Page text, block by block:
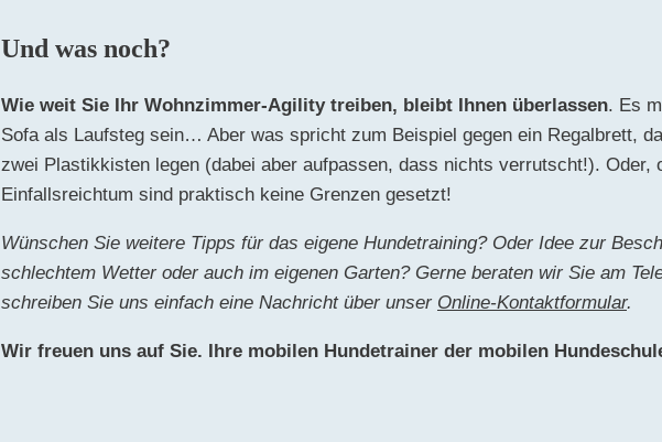
Und was noch?
Wie weit Sie Ihr Wohnzimmer-Agility treiben, bleibt Ihnen überlassen. Es
Sofa als Laufsteg sein… Aber was spricht zum Beispiel gegen ein Regalbrett,
zwei Plastikkisten legen (dabei aber aufpassen, dass nichts verrutscht!). Oder,
Einfallsreichtum sind praktisch keine Grenzen gesetzt!
Wünschen Sie weitere Tipps für das eigene Hundetraining? Oder Idee zur
schlechtem Wetter oder auch im eigenen Garten? Gerne beraten wir Sie am
schreiben Sie uns einfach eine Nachricht über unser Online-Kontaktformular.
Wir freuen uns auf Sie. Ihre mobilen Hundetrainer der mobilen